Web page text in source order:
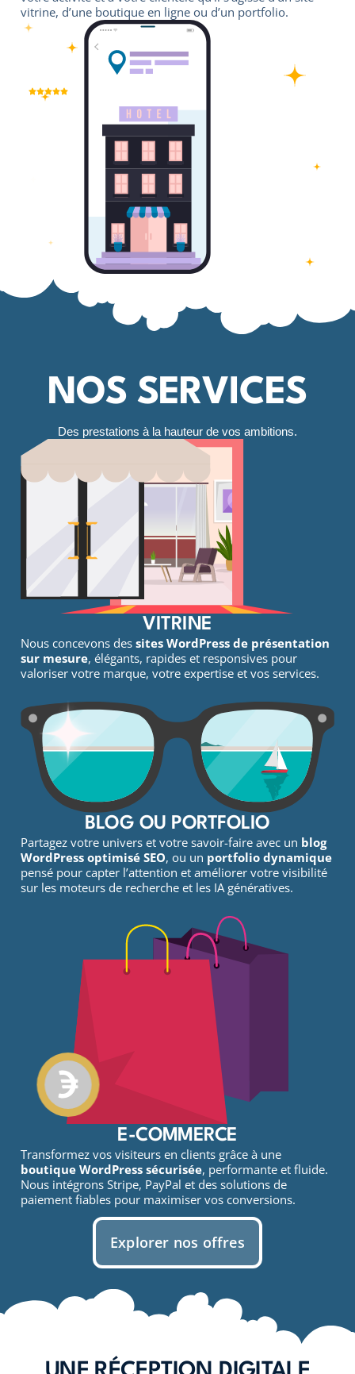
vitrine, d’une boutique en ligne ou d’un portfolio.
NOS SERVICES
Des prestations à la hauteur de vos ambitions.
VITRINE
Nous concevons dessites WordPress de présentation
sur mesure, élégants, rapides et responsives pour
valoriser votre marque, votre expertise et vos services.
BLOG OU PORTFOLIO
Partagez votre univers et votre savoir-faire avec un blog
WordPress optimisé SEO, ou un portfolio dynamique
pensé pour capter l’attention et améliorer votre visibilité
sur les moteurs de recherche et les IA génératives.
E-COMMERCE
Transformez vos visiteurs en clients grâce à une
boutique WordPress sécurisée, performante et fluide.
Nous intégrons Stripe, PayPal et des solutions de
paiement fiables pour maximiser vos conversions.
Explorer nos offres